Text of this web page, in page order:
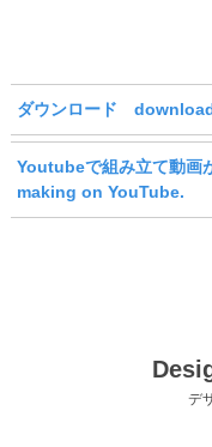
ダウンロード
Youtubeで組み立て動画
making on YouTube.
デ